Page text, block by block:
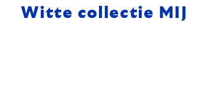
Witte collectie MIJ